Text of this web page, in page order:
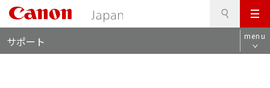
メ
ニ
ュ
サポート menu